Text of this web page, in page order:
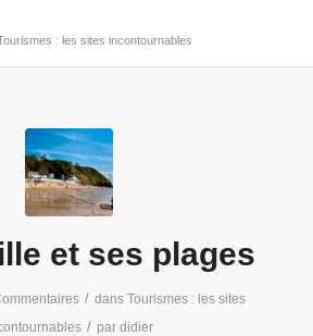
: les sites incontournables
et ses plages
/ dansTourismes : les sites
/ par didier